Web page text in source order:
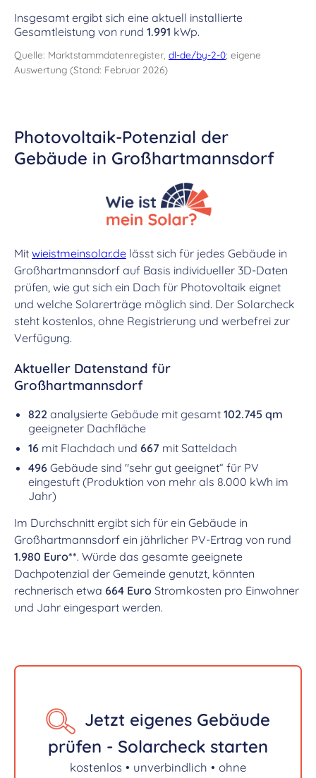
Insgesamt ergibt sich eine aktuell installierte
Gesamtleistung von rund 1.991 kWp.
Quelle: Marktstammdatenregister, dl-de/by-2-0; eigene
Auswertung (Stand: Februar 2026)
Photovoltaik-Potenzial der
Gebäude in Großhartmannsdorf
Mit wieistmeinsolar.de lässt sich für jedes Gebäude in
Großhartmannsdorf auf Basis individueller 3D-Daten
prüfen, wie gut sich ein Dach für Photovoltaik eignet
und welche Solarerträge möglich sind. Der Solarcheck
steht kostenlos, ohne Registrierung und werbefrei zur
Verfügung.
Aktueller Datenstand für
Großhartmannsdorf
822 analysierte Gebäude mit gesamt 102.745 qm
geeigneter Dachfläche
16 mit Flachdach und 667 mit Satteldach
496 Gebäude sind "sehr gut geeignet“ für PV
eingestuft (Produktion von mehr als 8.000 kWh im
Jahr)
Im Durchschnitt ergibt sich für ein Gebäude in
Großhartmannsdorf ein jährlicher PV-Ertrag von rund
1.980 Euro**. Würde das gesamte geeignete
Dachpotenzial der Gemeinde genutzt, könnten
rechnerisch etwa 664 Euro Stromkosten pro Einwohner
und Jahr eingespart werden.
Jetzt eigenes Gebäude
prüfen - Solarcheck starten
kostenlos • unverbindlich • ohne